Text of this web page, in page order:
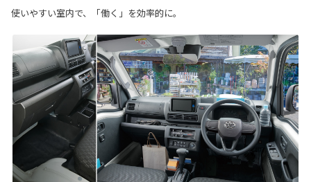
使いやすい室内で、「働く」を効率的に。